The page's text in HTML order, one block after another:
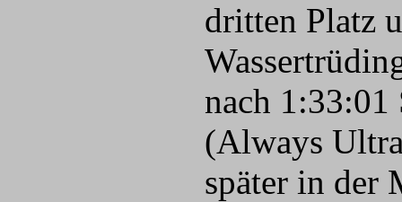
dritten Platz
nach
(Always
später in der